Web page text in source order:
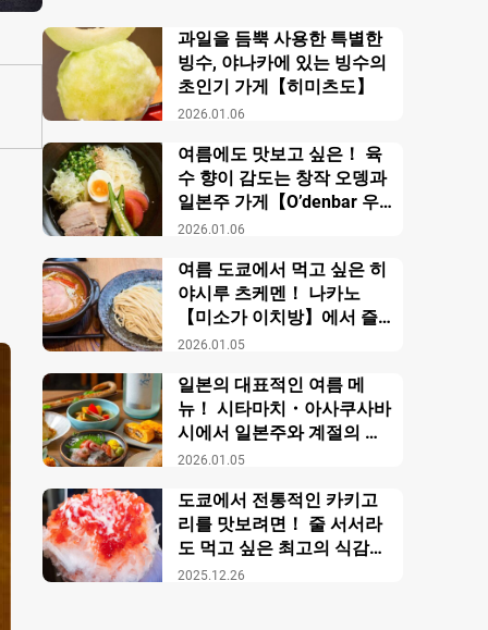
2026.01.06
과일을 듬뿍 사용한 특별한
빙수, 야나카에 있는 빙수의
초인기 가게【히미츠도】
2026.01.06
여름에도 맛보고 싶은！ 육
수 향이 감도는 창작 오뎅과
일본주 가게【O’denbar 우
마미 아자부주반】
2026.01.05
여름 도쿄에서 먹고 싶은 히
야시루 츠케멘！ 나카노
【미소가 이치방】에서 즐
기는 창작 미소 라멘
2026.01.05
일본의 대표적인 여름 메
뉴！ 시타마치・아사쿠사바
시에서 일본주와 계절의 미
각을 만끽【니혼슈 바루 카
2025.12.26
도쿄에서 전통적인 카키고
리를 맛보려면！ 줄 서서라
도 먹고 싶은 최고의 식감의
비밀【우에노 카키고리 센